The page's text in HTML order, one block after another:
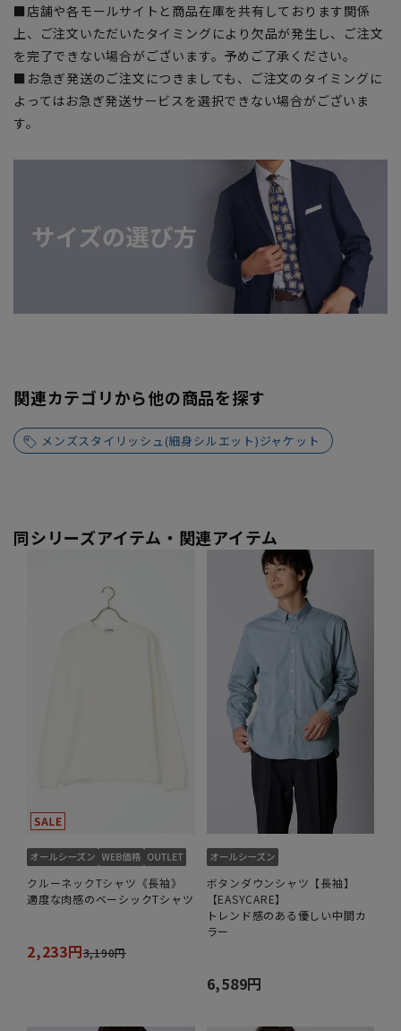
■店舗や各モールサイトと商品在庫を共有しております関係
上、ご注文いただいたタイミングにより欠品が発生し、ご注文
を完了できない場合がございます。予めご了承ください。
■お急ぎ発送のご注文につきましても、ご注文のタイミングに
よってはお急ぎ発送サービスを選択できない場合がございま
す。
関連カテゴリから他の商品を探す
メンズスタイリッシュ(細身シルエット)ジャケット
同シリーズアイテム・関連アイテム
クルーネックTシャツ《長袖》
適度な肉感のベーシックTシャツ
2,233円3,190円
ボタンダウンシャツ【長袖】
【EASYCARE】
トレンド感のある優しい中間カ
ラー
6,589円